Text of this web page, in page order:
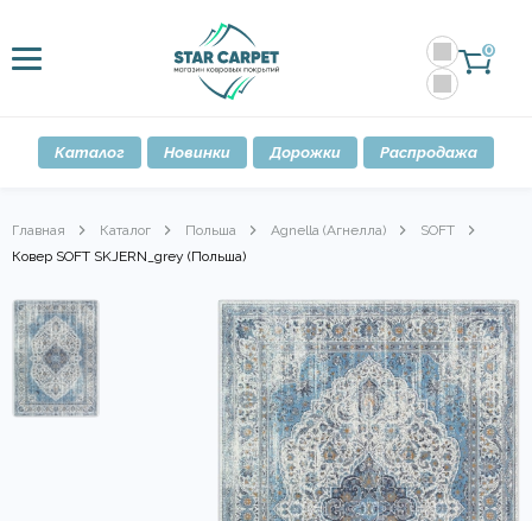
0
Каталог Новинки Дорожки Распродажа
Главная Каталог Польша Agnella (Агнелла)
SOFT
Ковер SOFT SKJERN_grey (Польша)